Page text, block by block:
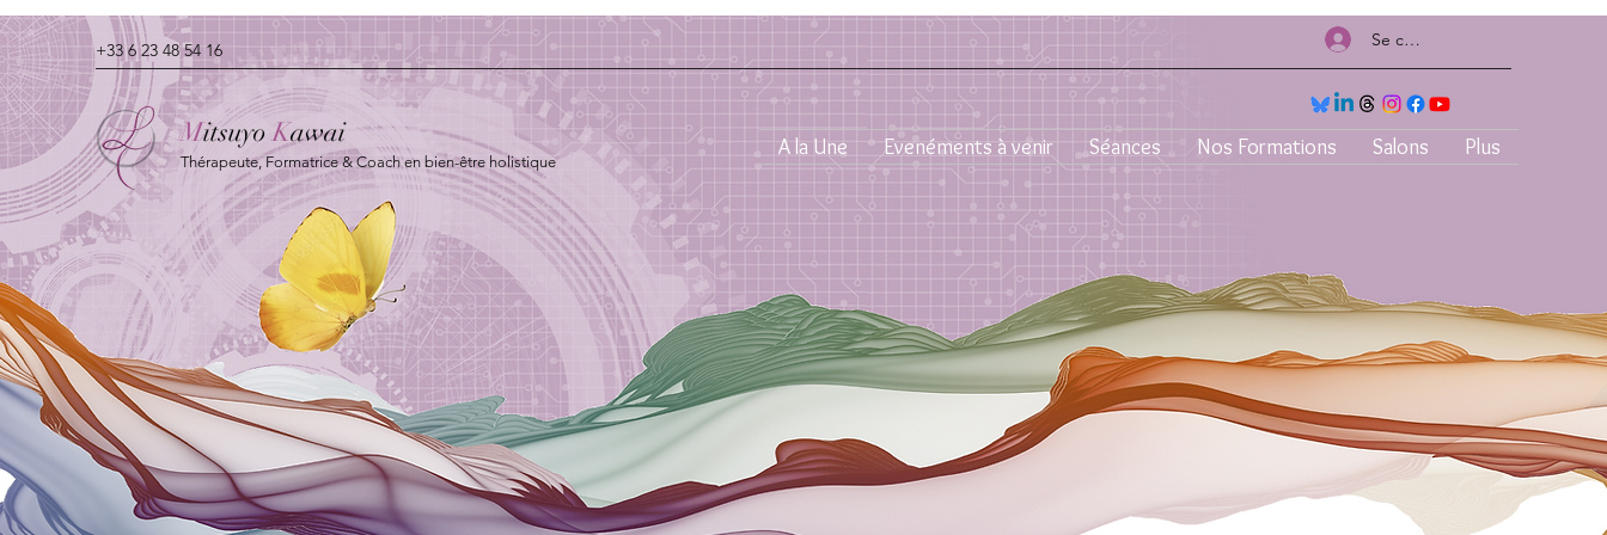
+33 6 23 48 54 16
Se connecter
MitsuyoKawai
Thérapeute, Formatrice & Coach en bien-être holistique
A la Une Evenéments à venir Séances Nos Formations Salons Plus